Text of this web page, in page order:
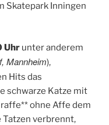
Skatepark Inningen
Uhrunter anderem
Mannheim),
Hits das
schwarze Katze mit
ohne Affe dem
Tatzen verbrennt,